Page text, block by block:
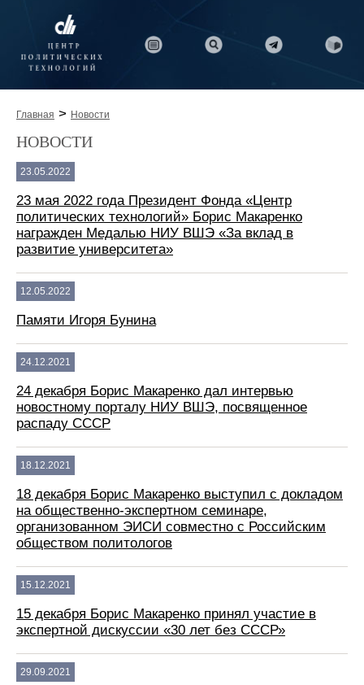
Главная > Новости
НОВОСТИ
23.05.2022
23 мая 2022 года Президент Фонда «Центр
политических технологий» Борис Макаренко
награжден Медалью НИУ ВШЭ «За вклад в
развитие университета»
12.05.2022
Памяти Игоря Бунина
24.12.2021
24 декабря Борис Макаренко дал интервью
новостному порталу НИУ ВШЭ, посвященное
распаду СССР
18.12.2021
18 декабря Борис Макаренко выступил с докладом
на общественно-экспертном семинаре,
организованном ЭИСИ совместно с Российским
обществом политологов
15.12.2021
15 декабря Борис Макаренко принял участие в
экспертной дискуссии «30 лет без СССР»
29.09.2021